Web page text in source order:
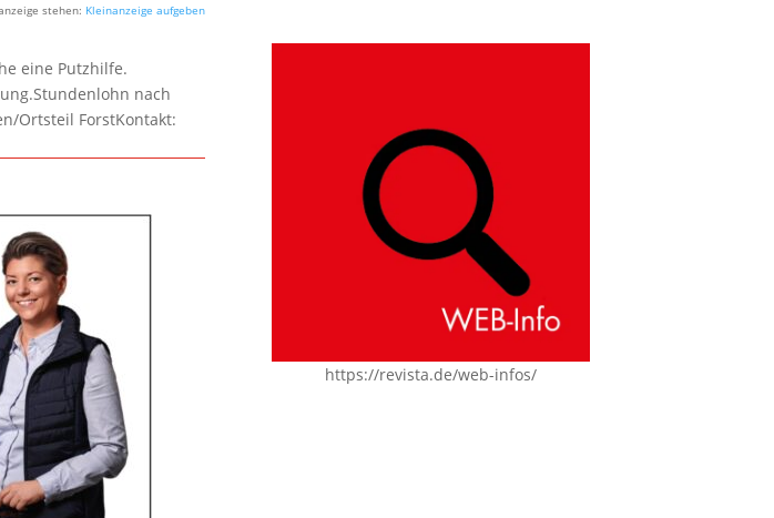
stehen: Kleinanzeige aufgeben
eine Putzhilfe.
nach
Ortsteil ForstKontakt:
https://revista.de/web-infos/